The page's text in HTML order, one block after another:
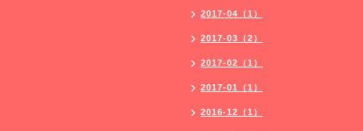
2017-04（1）
2017-03（2）
2017-02（1）
2017-01（1）
2016-12（1）